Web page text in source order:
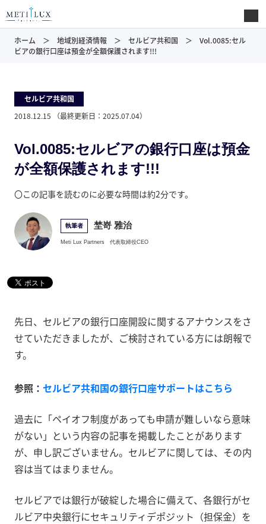
ホーム 地域別経済情報 セルビア共和国
Vol.0085:セル
ビアの銀行口座は預金が全額保護されます!!!
セルビア共和国
2018.12.15
（最終更新日： 2025.07.04）
Vol.0085:セルビアの銀行口座は預金
が全額保護されます!!!
〇この記事を読むのに必要な時間は約2分です。
執筆者 埜嵜 雅治
Meti Lux Partners 代表取締役CEO
先日、セルビアの銀行口座開設に関するアナウンスをさ
せていただきましたが、ご検討されている方には朗報で
す。
参照： セルビア共和国の銀行口座サポートはこちら
過去に「ペイオフ制度があっても申請が難しいなら意味
がない」という内容の記事を掲載したことがあります
が、申し訳ございません。セルビアに関しては、その内
容は当てはまりません。
セルビアでは銀行が破綻した場合に備えて、各銀行がセ
ルビア中央銀行にセキュリティデポジット（担保金）を